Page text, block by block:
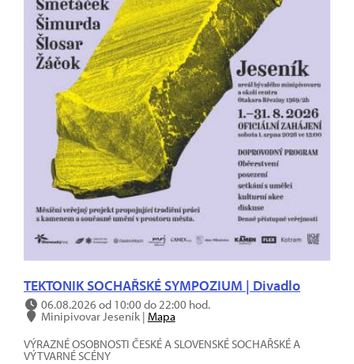
TEKTONIK SOCHAŘSKÉ SYMPOZIUM | Divadlo
06.08.2026 od 10:00 do 22:00 hod.
Minipivovar Jeseník | Mapa
VÝRAZNÉ OSOBNOSTI ČESKÉ A SLOVENSKÉ SOCHAŘSKÉ A
VÝTVARNÉ SCÉNY